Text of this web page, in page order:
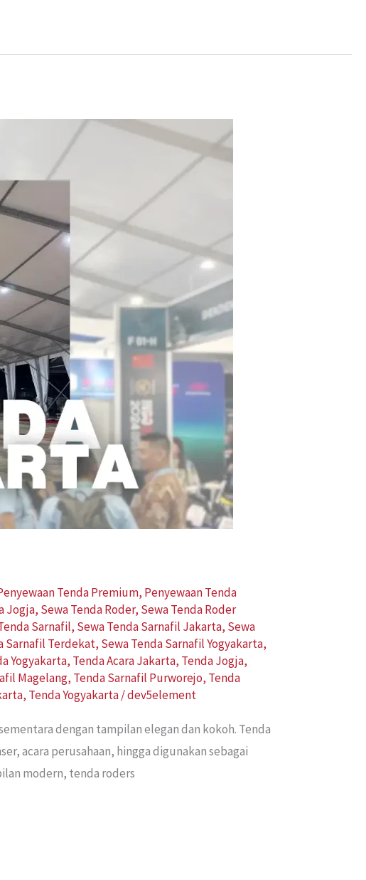
Tenda Premium, Penyewaan Tenda
Jogja, Sewa Tenda Roder, Sewa Tenda Roder
Sarnafil, Sewa Tenda Sarnafil Jakarta, Sewa
Sarnafil Terdekat, Sewa Tenda Sarnafil Yogyakarta,
Yogyakarta, Tenda Acara Jakarta, Tenda Jogja,
Magelang, Tenda Sarnafil Purworejo, Tenda
, Tenda Yogyakarta/dev5element
dengan tampilan elegan dan kokoh. Tenda
acara perusahaan, hingga digunakan sebagai
modern, tenda roders